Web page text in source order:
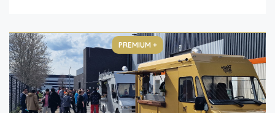
PREMIUM +